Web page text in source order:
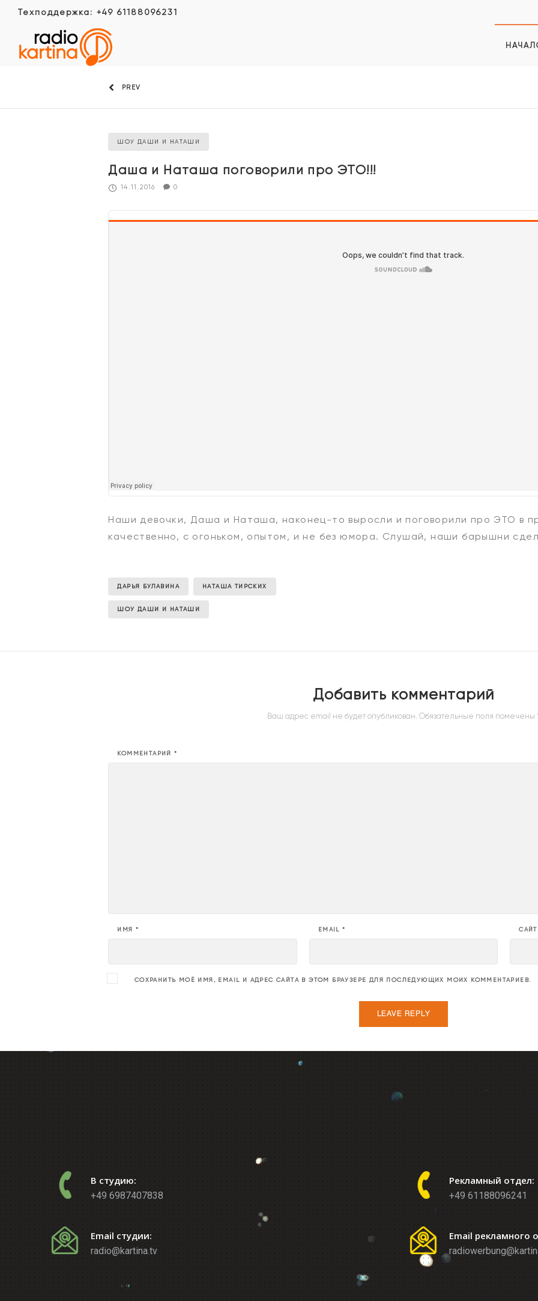
Техподдержка: +49 61188096231
PREV
ШОУ ДАШИ И НАТАШИ
Даша и Наташа поговорили про ЭТО!!!
14.11.2016 0
Наши девочки, Даша и Наташа, наконец-то выросли и поговорили про ЭТО в
качественно, с огоньком, опытом, и не без юмора. Слушай, наши барышни
ДАРЬЯ БУЛАВИНА НАТАША ТИРСКИХ
ШОУ ДАШИ И НАТАШИ
Добавить комментарий
Ваш адрес email не будет опубликован. Обязательные поля помечены
КОММЕНТАРИЙ*
ИМЯ * EMAIL* САЙТ
СОХРАНИТЬ МОЁ ИМЯ, EMAIL И АДРЕС САЙТА В ЭТОМ БРАУЗЕРЕ ДЛЯ ПОСЛЕДУЮЩИХ МОИХ КОММЕНТАРИЕВ.
В студию:
+49 6987407838
Email студии:
radio@kartina.tv
Рекламный отдел:
+49 61188096241
Email рекламного